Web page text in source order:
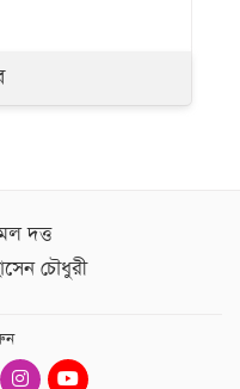
দত্ত
চৌধুরী